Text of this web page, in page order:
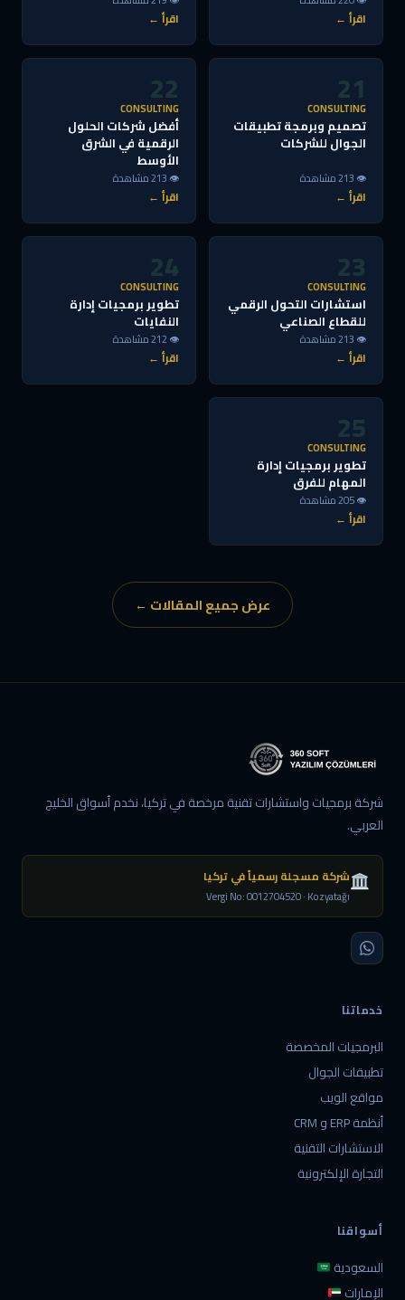
اقرأ ← اقرأ ←
21
CONSULTING
تصميم وبرمجة تطبيقات
الجوال للشركات
👁 213 مشاهدة
اقرأ ←
22
CONSULTING
أفضل شركات الحلول
الرقمية في الشرق
الأوسط
👁 213 مشاهدة
اقرأ ←
23
CONSULTING
استشارات التحول الرقمي
للقطاع الصناعي
👁 213 مشاهدة
اقرأ ←
24
CONSULTING
تطوير برمجيات إدارة
النفايات
👁 212 مشاهدة
اقرأ ←
25
CONSULTING
تطوير برمجيات إدارة
المهام للفرق
👁 205 مشاهدة
اقرأ ←
عرض جميع المقالات ←
شركة برمجيات واستشارات تقنية مرخصة في تركيا، نخدم أسواق الخليج
العربي.
شركة مسجلة رسمياً في تركيا
Vergi No: 0012704520 · Kozyatağı
خدماتنا
البرمجيات المخصصة
تطبيقات الجوال
مواقع الويب
أنظمة ERP و CRM
الاستشارات التقنية
التجارة الإلكترونية
أسواقنا
السعودية
الإمارات